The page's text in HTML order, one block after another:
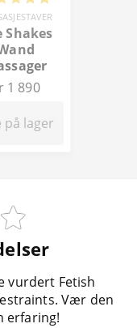
Shakes
1 890
på lager
vurdert Fetish
Vær den
erfaring!